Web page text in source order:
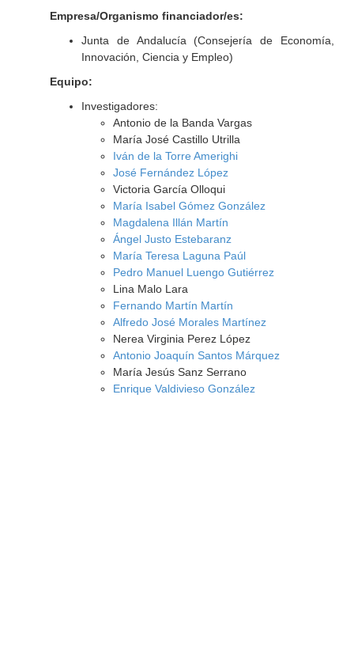
Empresa/Organismo financiador/es:
Junta de Andalucía (Consejería de Economía,
Innovación, Ciencia y Empleo)
Equipo:
Investigadores:
Antonio de la Banda Vargas
María José Castillo Utrilla
Iván de la Torre Amerighi
José Fernández López
Victoria García Olloqui
María Isabel Gómez González
Magdalena Illán Martín
Ángel Justo Estebaranz
María Teresa Laguna Paúl
Pedro Manuel Luengo Gutiérrez
Lina Malo Lara
Fernando Martín Martín
Alfredo José Morales Martínez
Nerea Virginia Perez López
Antonio Joaquín Santos Márquez
María Jesús Sanz Serrano
Enrique Valdivieso González